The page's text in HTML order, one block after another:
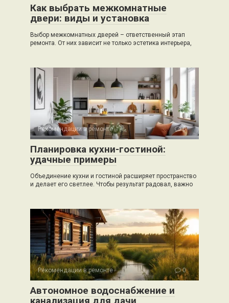
Как выбрать межкомнатные
двери: виды и установка
Выбор межкомнатных дверей – ответственный этап
ремонта. От них зависит не только эстетика интерьера,
Рекомендации в ремонте 0
Планировка кухни-гостиной:
удачные примеры
Объединение кухни и гостиной расширяет пространство
и делает его светлее. Чтобы результат радовал, важно
Рекомендации в ремонте 0
Автономное водоснабжение и